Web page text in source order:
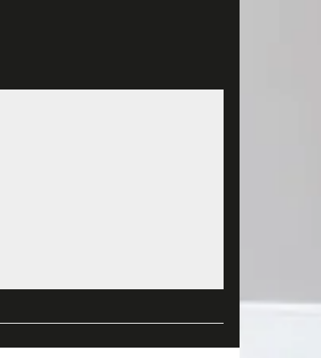
dès maintenant ou bien contactez-nous
et talentueux sauront vous fournir
chaque intervention. Nous n’utilisons
expérimentés. Alors, n’hésitez pas
de Chezelles
appel à l’entreprise MD Rénovation.
l’efficacité de ses interventions dans tout
cherchent toujours être au côté de leur